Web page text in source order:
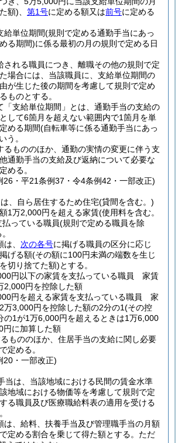
額)
第1号に定める額又は前号に定める
給単位期間(規則で定める通勤手当にあっ
る期間)に係る最初の月の規則で定める日
される職員につき、離職その他の規則で定
場合には、当該職員に、支給単位期間の
が生じた後の期間を考慮して規則で定め
ものとする。
「支給単位期間」とは、通勤手当の支給の
して6箇月を超えない範囲内で1箇月を単
める期間(自転車等に係る通勤手当にあっ
う。
るもののほか、通勤の実情の変更に伴う支
通勤手当の支給及び返納について必要な
める。
26・平21条例37・令4条例42・一部改正)
、自ら居住するため住宅(貸間を含む。)
1万2,000円を超える家賃(使用料を含む。
払っている職員(規則で定める職員を除
、 次の各号に掲げる職員の区分に応じ
げる額(その額に100円未満の端数を生じ
切り捨てた額)とする。
円以下の家賃を支払っている職員 家賃
2,000円を控除した額
円を超える家賃を支払っている職員 家
万3,000円を控除した額の2分の1(その控
の1が1万6,000円を超えるときは1万6,000
円に加算した額
もののほか、住居手当の支給に関し必要
定める。
20・一部改正)
当は、当該地域における民間の賃金水準
地域における物価等を考慮して規則で定
る職員及び医療職給料表の適用を受ける
は、給料、扶養手当及び管理職手当の月額
定める割合を乗じて得た額とする。 ただ